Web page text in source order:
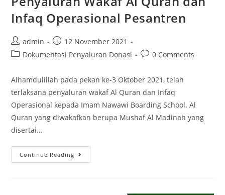
Infaq Operasional Pesantren
admin
12 November 2021
Dokumentasi Penyaluran Donasi
0 Comments
Alhamdulillah pada pekan ke-3 Oktober 2021, telah
terlaksana penyaluran wakaf Al Quran dan Infaq
Operasional kepada Imam Nawawi Boarding School. Al
Quran yang diwakafkan berupa Mushaf Al Madinah yang
disertai…
Continue Reading